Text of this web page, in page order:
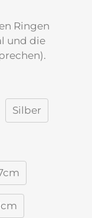
Ringen
und die
Silber